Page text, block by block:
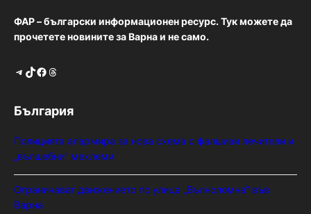
ФАР – български информационен ресурс. Тук можете да
прочетете новините за Варна и не само.
Telegram TikTok Facebook Threads
България
Полицията алармира за нова схема с фалшиви лечители и
„вълшебни“ мехлеми
Ограничават движението по улица „Вълноломна“ във
Варна